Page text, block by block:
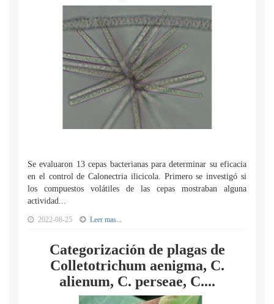
Se evaluaron 13 cepas bacterianas para determinar su eficacia
en el control de Calonectria ilicicola. Primero se investigó si
los compuestos volátiles de las cepas mostraban alguna
actividad...
2022-08-25 Leer mas...
Categorización de plagas de
Colletotrichum aenigma, C.
alienum, C. perseae, C....